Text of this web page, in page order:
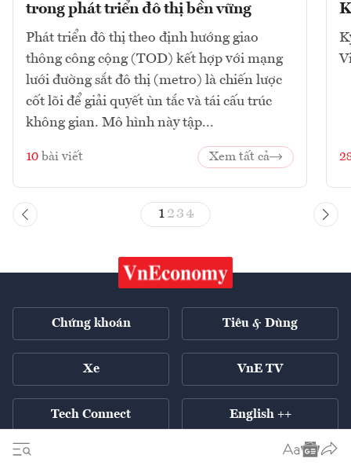
trong phát triển đô thị bền vững
Phát triển đô thị theo định hướng giao
thông công cộng (TOD) kết hợp với mạng
lưới đường sắt đô thị (metro) là chiến lược
cốt lõi để giải quyết ùn tắc và tái cấu trúc
không gian. Mô hình này tập...
10 bài viết Xem tất cả
1 23 4
Chứng khoán Tiêu & Dùng
Xe VnE TV
Tech Connect English ++